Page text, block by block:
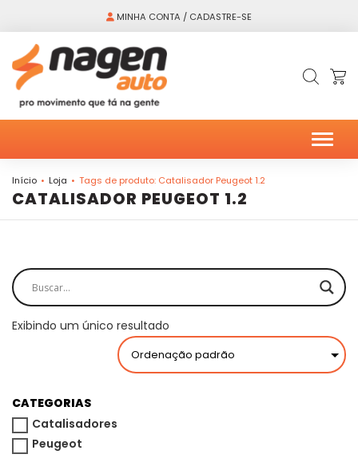
MINHA CONTA / CADASTRE-SE
Início Loja Tags de produto: Catalisador Peugeot 1.2
CATALISADOR PEUGEOT 1.2
Exibindo um único resultado
CATEGORIAS
Catalisadores
Peugeot